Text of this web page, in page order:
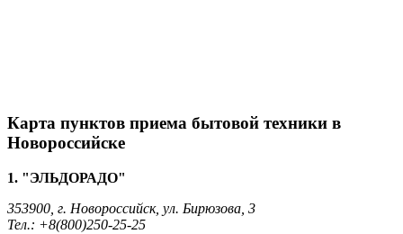
Карта пунктов приема бытовой техники в
Новороссийске
1. "ЭЛЬДОРАДО"
353900, г. Новороссийск, ул. Бирюзова, 3
Тел.: +8(800)250-25-25